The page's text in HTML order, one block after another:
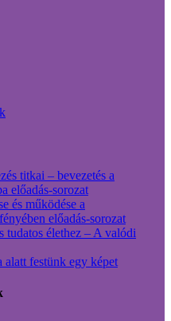
titkai – bevezetés a
előadás-sorozat
és működése a
előadás-sorozat
tudatos élethez – A valódi
alatt festünk egy képet